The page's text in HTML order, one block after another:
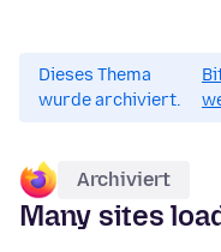
Dieses Thema
wurde archiviert.
Archiviert
Many sites